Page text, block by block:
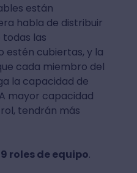
están
habla de distribuir
todas las
estén cubiertas, y la
cada miembro del
la capacidad de
mayor capacidad
tendrán más
9 roles de equipo.